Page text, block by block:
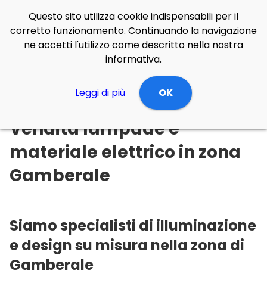
Illuminazione Online Abruzzo Chieti
Vendita lampade e
materiale elettrico in zona
Gamberale
Siamo specialisti di illuminazione
e design su misura nella zona di
Gamberale
Questo sito utilizza cookie indispensabili per il
corretto funzionamento. Continuando la navigazione
ne accetti l'utilizzo come descritto nella nostra
informativa.
Leggi di più OK